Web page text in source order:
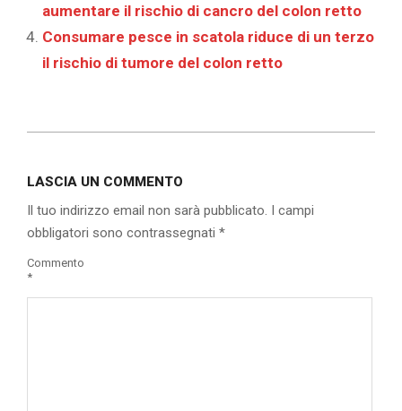
aumentare il rischio di cancro del colon retto
Consumare pesce in scatola riduce di un terzo
il rischio di tumore del colon retto
18
LASCIA UN COMMENTO
Il tuo indirizzo email non sarà pubblicato. I campi
obbligatori sono contrassegnati *
Commento
*